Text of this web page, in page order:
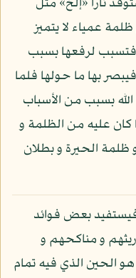
نارا «إلخ» مثل
عمياء لا يتميز
لرفعها بسبب
بها ما حولها فلما
بسبب من الأسباب
عليه من الظلمة و
الحيرة و بطلان
بعض فوائد
و مناكحهم و
الحين الذي فيه تمام